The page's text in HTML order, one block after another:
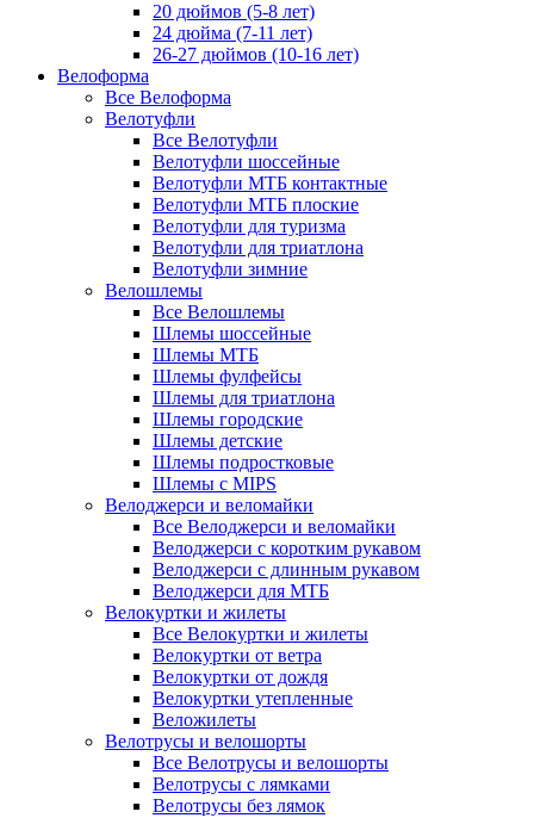
20 дюймов (5-8 лет)
24 дюйма (7-11 лет)
26-27 дюймов (10-16 лет)
Велоформа
Все Велоформа
Велотуфли
Все Велотуфли
Велотуфли шоссейные
Велотуфли МТБ контактные
Велотуфли МТБ плоские
Велотуфли для туризма
Велотуфли для триатлона
Велотуфли зимние
Велошлемы
Все Велошлемы
Шлемы шоссейные
Шлемы МТБ
Шлемы фулфейсы
Шлемы для триатлона
Шлемы городские
Шлемы детские
Шлемы подростковые
Шлемы с MIPS
Велоджерси и веломайки
Все Велоджерси и веломайки
Велоджерси с коротким рукавом
Велоджерси с длинным рукавом
Велоджерси для МТБ
Велокуртки и жилеты
Все Велокуртки и жилеты
Велокуртки от ветра
Велокуртки от дождя
Велокуртки утепленные
Веложилеты
Велотрусы и велошорты
Все Велотрусы и велошорты
Велотрусы с лямками
Велотрусы без лямок